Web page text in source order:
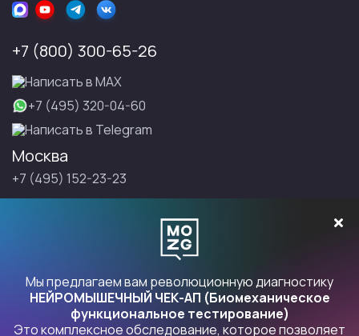
+7 (800) 300-65-26
Написать в МАХ
+7 (495) 320-04-60
Написать в Telegram
Москва
+7 (495) 152-23-23
Санкт-Петербург
Мы предлагаем вам революционную диагностику
НЕЙРОМЫШЕЧНЫЙ ЧЕК-АП (Биомеханическое
функциональное тестирование)
Это комплексное обследование, которое позволяет